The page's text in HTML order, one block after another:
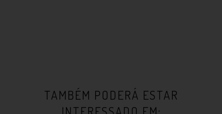
TAMBÉM PODERÁ ESTAR